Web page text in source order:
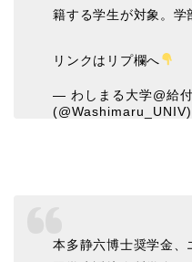
籍する学生が対象。学
リンクはリプ欄へ
— わしまる大学@給
本多静六博士奨学金、